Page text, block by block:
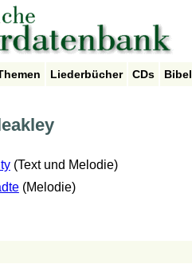
Liederbücher CDs Bibel
(Text und Melodie)
(Melodie)